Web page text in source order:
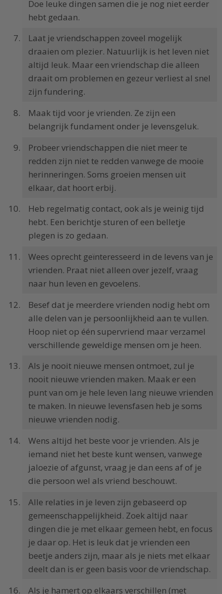
Doe leuke dingen samen die je nog niet eerder
hebt gedaan.
Laat je vriendschappen zoveel mogelijk
draaien om plezier. Natuurlijk is het leven niet
altijd leuk. Maar een vriendschap die alleen
draait om problemen en gezeur verliest al snel
zijn fundering.
Maak tijd voor je vrienden. Ze zijn een
belangrijk fundament onder je levensgeluk.
Probeer vriendschappen die niet meer te
redden zijn niet te redden vanwege de mooie
herinneringen. Soms groeien mensen uit
elkaar, dat hoort erbij.
Heb regelmatig contact, ook als je weinig tijd
hebt. Een berichtje sturen of een belletje
plegen is zo gedaan.
Wees oprecht geïnteresseerd in de levens van je
vrienden. Praat niet alleen over jezelf, vraag
naar hun leven en gevoelens.
Besef dat je meerdere vrienden nodig hebt om
alle delen van je persoonlijkheid aan te vullen.
Hoop niet op één supervriend maar verzamel
verschillende geweldige mensen om je heen.
Als je nooit nieuwe mensen ontmoet, zul je
nooit nieuwe vrienden maken. Maak er een
punt van om je hele leven lang nieuwe vrienden
te maken. In nieuwe levensfasen heb je soms
nieuwe vrienden nodig.
Wens altijd het beste voor je vrienden. Als je
iemand niet het beste kunt wensen, vanwege
jaloezie of afgunst, vraag je dan eens af of je
die persoon wel als vriend beschouwt.
Alle relaties in je leven zijn gebaseerd op
gemeenschappelijkheid. Zoek altijd naar
dingen die je met elkaar gemeen hebt, en focus
je daar op. Het is leuk dat je vrienden een
beetje anders zijn, maar als je niets met elkaar
deelt dan is er geen basis voor de vriendschap.
Als je hamert op elkaars verschillen (met